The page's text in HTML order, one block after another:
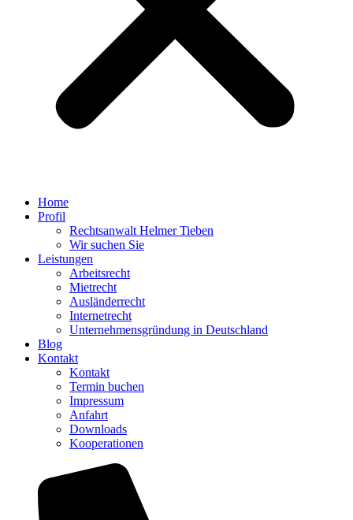
Home
Profil
Rechtsanwalt Helmer Tieben
Wir suchen Sie
Leistungen
Arbeitsrecht
Mietrecht
Ausländerrecht
Internetrecht
Unternehmensgründung in Deutschland
Blog
Kontakt
Kontakt
Termin buchen
Impressum
Anfahrt
Downloads
Kooperationen